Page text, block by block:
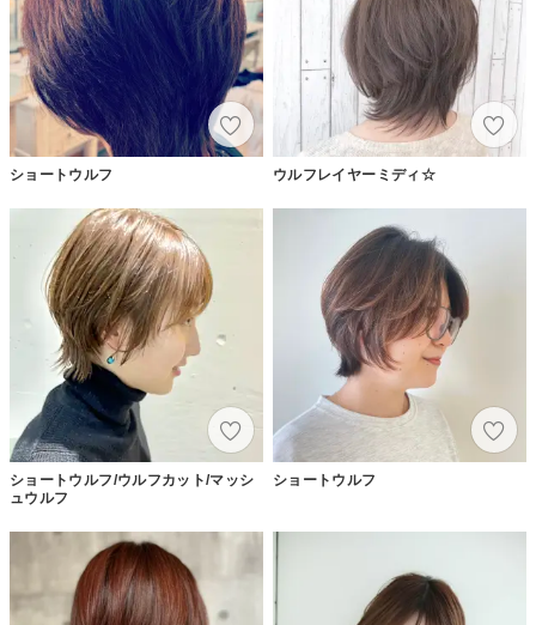
ショートウルフ ウルフレイヤーミディ☆
ショートウルフ/ウルフカット/マッシ
ュウルフ
ショートウルフ